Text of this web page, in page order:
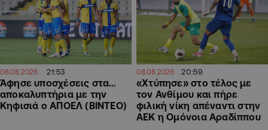
08.08.2026 21:53
Άφησε υποσχέσεις στα…
αποκαλυπτήρια με την
Κηφισιά ο ΑΠΟΕΛ (ΒΙΝΤΕΟ)
08.08.2026 20:59
«Χτύπησε» στο τέλος με
τον Ανθίμου και πήρε
φιλική νίκη απέναντι στην
ΑΕΚ η Ομόνοια Αραδίππου